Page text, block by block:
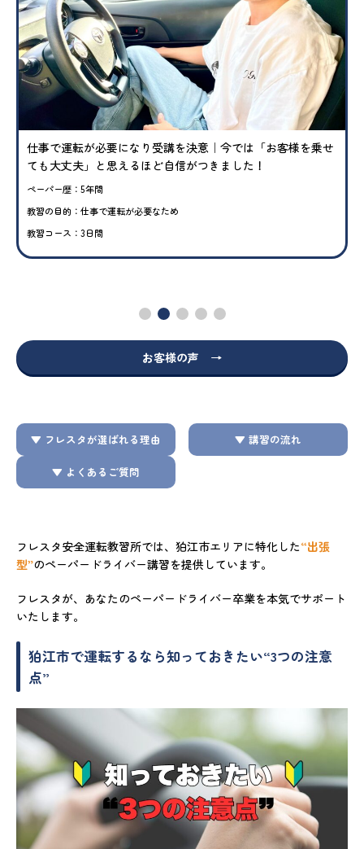
仕事で運転が必要になり受講を決意｜今では「お客様を乗せ
ても大丈夫」と思えるほど自信がつきました！
ペーパー歴：5年間
教習の目的：仕事で運転が必要なため
教習コース：3日間
お客様の声 →
▼ フレスタが選ばれる理由 ▼ 講習の流れ
▼ よくあるご質問
フレスタ安全運転教習所では、狛江市エリアに特化した“出張
型”のペーパードライバー講習を提供しています。
フレスタが、あなたのペーパードライバー卒業を本気でサポート
いたします。
狛江市で運転するなら知っておきたい“3つの注意
点”